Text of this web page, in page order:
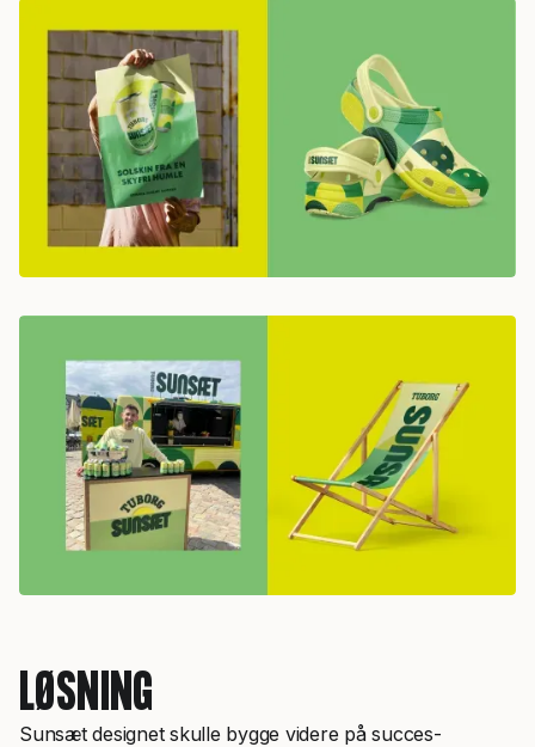
LØSNING
Sunsæt designet skulle bygge videre på succes-